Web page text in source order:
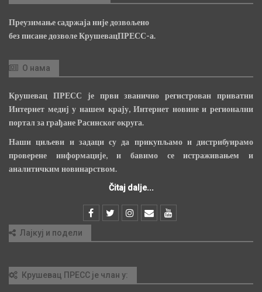
Преузимање садржаја није дозвољено
без писане дозволе КрушевацПРЕСС-а.
О нама
Крушевац ПРЕСС је први званично регистрован приватни
Интернет медиј у нашем крају, Интернет новине и регионални
портал за грађане Расинског округа.
Наши циљеви и задаци су да прикупљамо и дистрибуирамо
проверене информације, и бавимо се истраживањем и
аналитичким новинарством.
Čitaj dalje...
Лајкуј и подели
Крушевац ПРЕСС је члан у: